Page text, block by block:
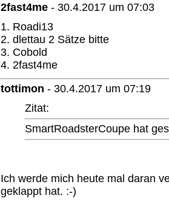
2fast4me - 30.4.2017 um 07:03
1. Roadi13
2. dlettau 2 Sätze bitte
3. Cobold
4. 2fast4me
tottimon - 30.4.2017 um 07:19
Zitat:
SmartRoadsterCoupe hat
Ich werde mich heute mal daran
geklappt hat. :-)